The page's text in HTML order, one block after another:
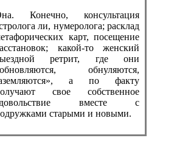
Конечно, консультация
ли, нумеролога; расклад
карт, посещение
какой-то женский
ретрит, где они
обнуляются,
а по факту
свое собственное
вместе с
старыми и новыми.